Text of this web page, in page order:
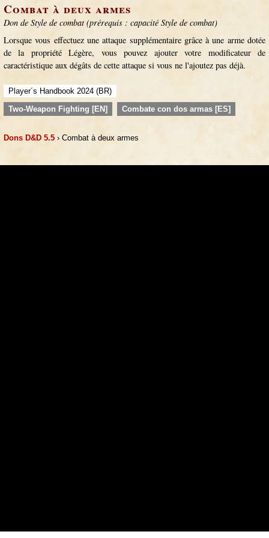
Combat à deux armes
Don de Style de combat (prérequis : capacité Style de combat)
Lorsque vous effectuez une attaque supplémentaire grâce à une arme dotée
de la propriété Légère, vous pouvez ajouter votre modificateur de
caractéristique aux dégâts de cette attaque si vous ne l'ajoutez pas déjà.
Player´s Handbook 2024 (BR)
Two-Weapon Fighting [EN]
Combate con dos armas [ES]
Dons D&D 5.5 › Combat à deux armes